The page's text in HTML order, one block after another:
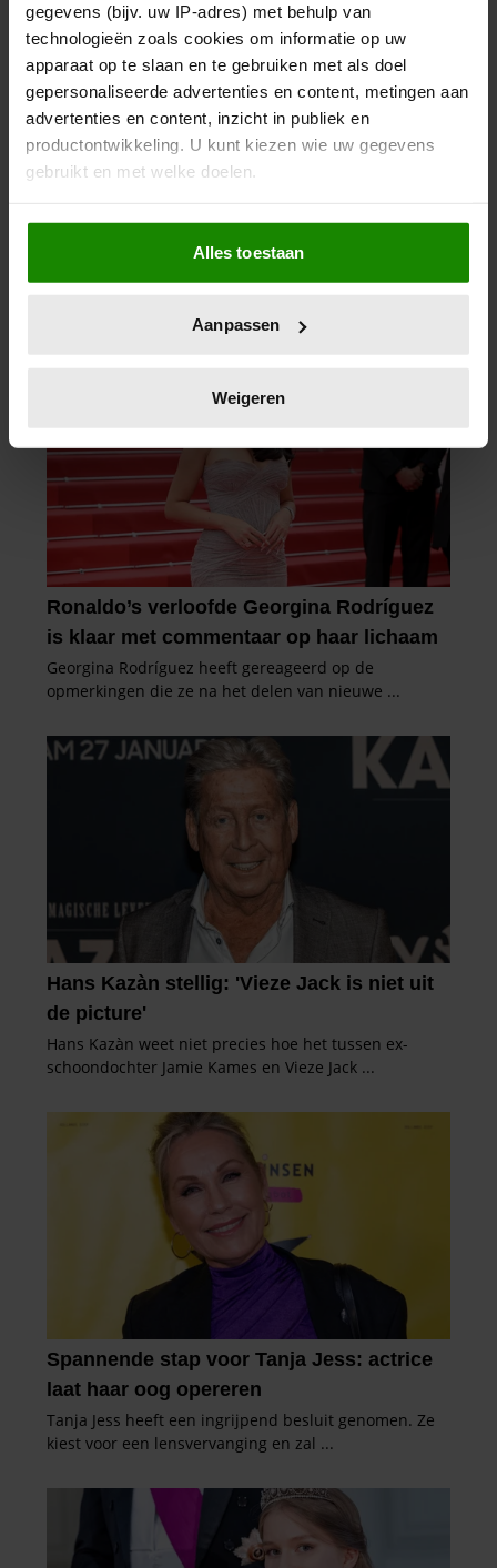
gegevens (bijv. uw IP-adres) met behulp van
technologieën zoals cookies om informatie op uw
apparaat op te slaan en te gebruiken met als doel
gepersonaliseerde advertenties en content, metingen aan
advertenties en content, inzicht in publiek en
productontwikkeling. U kunt kiezen wie uw gegevens
gebruikt en met welke doelen.
Als u het toestaat, willen we ook graag:
Informatie verzamelen over uw geografische
locatie, die tot een paar meter nauwkeurig kan zijn
scannen op specifieke eigenschappen (fingerprinting)
verwerkt en stel uw voorkeuren in het
intrekken in de Cookieverklaring.
We gebruiken cookies om content en advertenties te
personaliseren, om functies voor social media te bieden
en om ons websiteverkeer te analyseren. Ook delen we
informatie over uw gebruik van onze site met onze
partners voor social media, adverteren en analyse. Deze
partners kunnen deze gegevens combineren met andere
informatie die u aan ze heeft verstrekt of die ze hebben
verzameld op basis van uw gebruik van hun services. U
gebruiken.
Alles toestaan
Aanpassen
Weigeren